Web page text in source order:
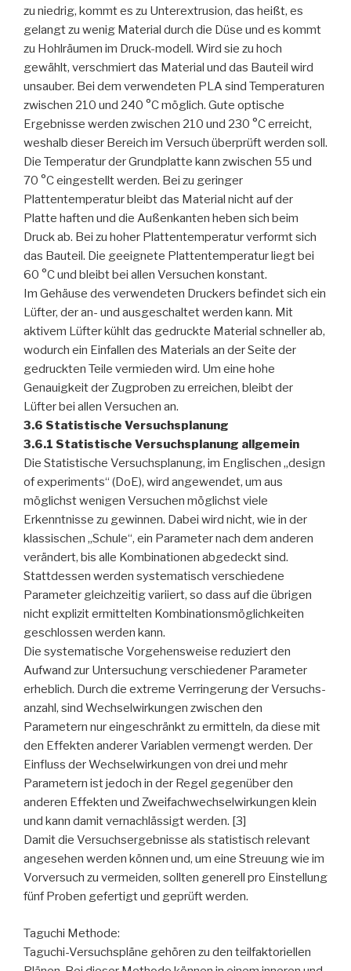
zu niedrig, kommt es zu Unterextrusion, das heißt, es
gelangt zu wenig Material durch die Düse und es kommt
zu Hohlräumen im Druck-modell. Wird sie zu hoch
gewählt, verschmiert das Material und das Bauteil wird
unsauber. Bei dem verwendeten PLA sind Temperaturen
zwischen 210 und 240 °C möglich. Gute optische
Ergebnisse werden zwischen 210 und 230 °C erreicht,
weshalb dieser Bereich im Versuch überprüft werden soll.
Die Temperatur der Grundplatte kann zwischen 55 und
70 °C eingestellt werden. Bei zu geringer
Plattentemperatur bleibt das Material nicht auf der
Platte haften und die Außenkanten heben sich beim
Druck ab. Bei zu hoher Plattentemperatur verformt sich
das Bauteil. Die geeignete Plattentemperatur liegt bei
60 °C und bleibt bei allen Versuchen konstant.
Im Gehäuse des verwendeten Druckers befindet sich ein
Lüfter, der an- und ausgeschaltet werden kann. Mit
aktivem Lüfter kühlt das gedruckte Material schneller ab,
wodurch ein Einfallen des Materials an der Seite der
gedruckten Teile vermieden wird. Um eine hohe
Genauigkeit der Zugproben zu erreichen, bleibt der
Lüfter bei allen Versuchen an.
3.6 Statistische Versuchsplanung
3.6.1 Statistische Versuchsplanung allgemein
Die Statistische Versuchsplanung, im Englischen „design
of experiments“ (DoE), wird angewendet, um aus
möglichst wenigen Versuchen möglichst viele
Erkenntnisse zu gewinnen. Dabei wird nicht, wie in der
klassischen „Schule“, ein Parameter nach dem anderen
verändert, bis alle Kombinationen abgedeckt sind.
Stattdessen werden systematisch verschiedene
Parameter gleichzeitig variiert, so dass auf die übrigen
nicht explizit ermittelten Kombinationsmöglichkeiten
geschlossen werden kann.
Die systematische Vorgehensweise reduziert den
Aufwand zur Untersuchung verschiedener Parameter
erheblich. Durch die extreme Verringerung der Versuchs-
anzahl, sind Wechselwirkungen zwischen den
Parametern nur eingeschränkt zu ermitteln, da diese mit
den Effekten anderer Variablen vermengt werden. Der
Einfluss der Wechselwirkungen von drei und mehr
Parametern ist jedoch in der Regel gegenüber den
anderen Effekten und Zweifachwechselwirkungen klein
und kann damit vernachlässigt werden. [3]
Damit die Versuchsergebnisse als statistisch relevant
angesehen werden können und, um eine Streuung wie im
Vorversuch zu vermeiden, sollten generell pro Einstellung
fünf Proben gefertigt und geprüft werden.
Taguchi Methode:
Taguchi-Versuchspläne gehören zu den teilfaktoriellen